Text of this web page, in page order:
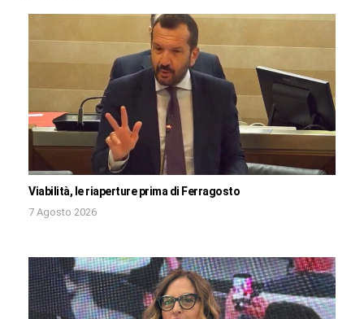
Viabilità, le riaperture prima di Ferragosto
7 Agosto 2026